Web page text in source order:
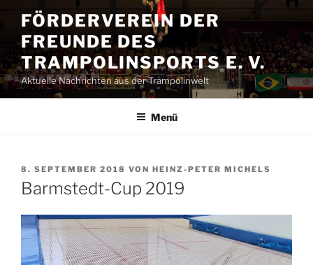
Inhalt
springen
FÖRDERVEREIN DER
FREUNDE DES
TRAMPOLINSPORTS E. V.
Aktuelle Nachrichten aus der Trampolinwelt
Menü
VERÖFFENTLICHT
AM
8. SEPTEMBER 2018 VON HEINZ-PETER MICHELS
Barmstedt-Cup 2019